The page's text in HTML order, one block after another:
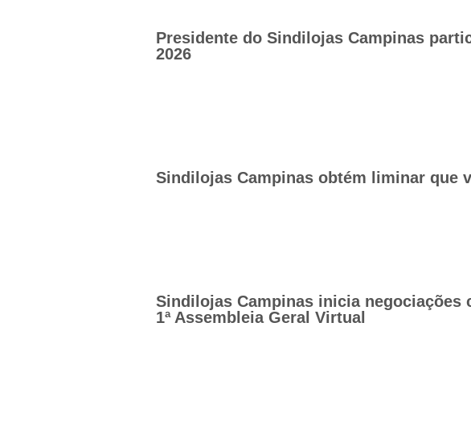
Presidente do Sindilojas Campinas
2026
Sindilojas Campinas obtém liminar que
Sindilojas Campinas inicia negociações
1ª Assembleia Geral Virtual